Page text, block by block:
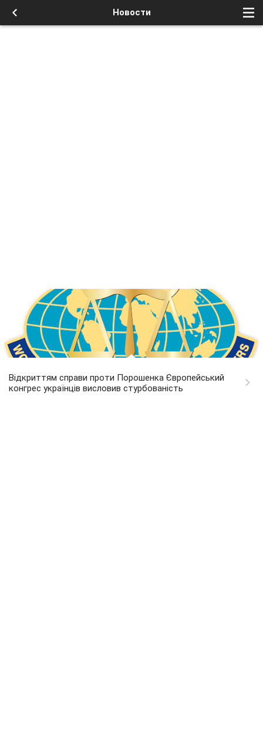
Новости
Відкриттям справи проти Порошенка Європейський
конгрес українців висловив стурбованість